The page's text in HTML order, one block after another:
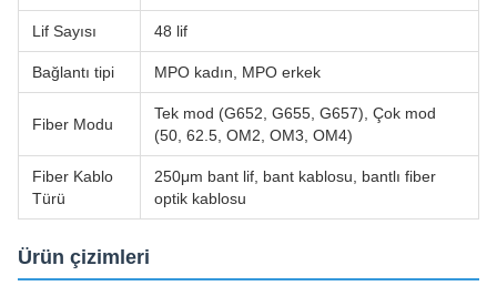
Lif Sayısı 48 lif
Bağlantı tipi MPO kadın, MPO erkek
Fiber Modu
Tek mod (G652, G655, G657), Çok mod
(50, 62.5, OM2, OM3, OM4)
Fiber Kablo
Türü
250μm bant lif, bant kablosu, bantlı fiber
optik kablosu
Ürün çizimleri